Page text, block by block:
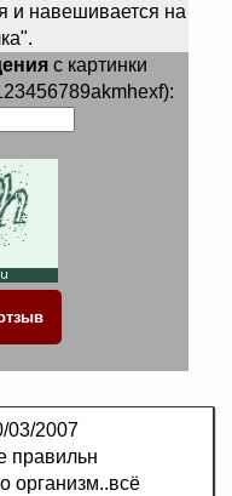
и навешивается на
с картинки
03/2007
правильн
организм..всё